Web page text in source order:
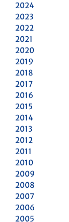
2024
2023
2022
2021
2020
2019
2018
2017
2016
2015
2014
2013
2012
2011
2010
2009
2008
2007
2006
2005